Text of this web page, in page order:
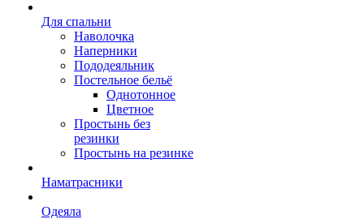
Для спальни
Наволочка
Наперники
Пододеяльник
Постельное бельё
Однотонное
Цветное
Простынь без
резинки
Простынь на резинке
Наматрасники
Одеяла